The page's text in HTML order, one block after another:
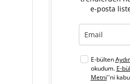
e-posta
E-bülten
okudum. E-
Metni''ni